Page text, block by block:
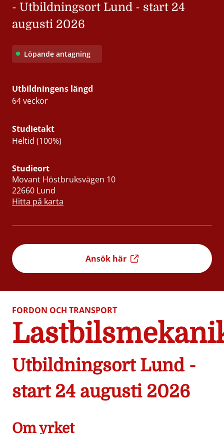
- Utbildningsort Lund - start 24
augusti 2026
Löpande antagning
Utbildningens längd
64 veckor
Studietakt
Heltid (100%)
Studieort
Movant Höstbruksvägen 10
22660 Lund
Hitta på karta
Ansök här
FORDON OCH TRANSPORT
Utbildningsort Lund -
start 24 augusti 2026
Om yrket